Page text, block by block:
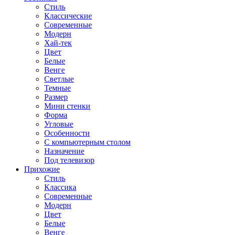
Стиль
Классические
Современные
Модерн
Хай-тек
Цвет
Белые
Венге
Светлые
Темные
Размер
Мини стенки
Форма
Угловые
Особенности
С компьютерным столом
Назначение
Под телевизор
Прихожие
Стиль
Классика
Современные
Модерн
Цвет
Белые
Венге